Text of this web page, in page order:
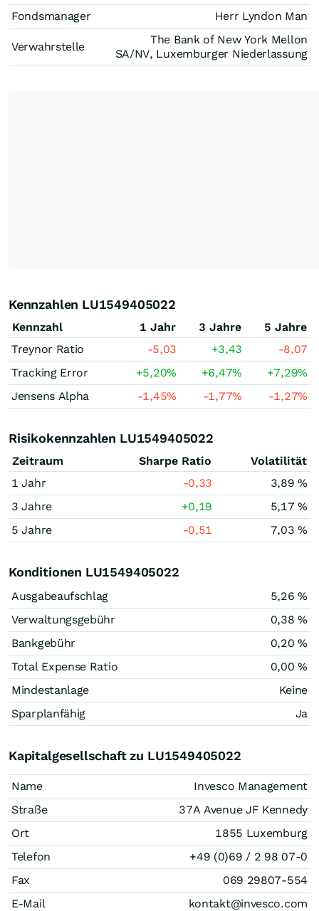
Fondsmanager
Herr Lyndon Man
Verwahrstelle
The Bank of New York Mellon
SA/NV, Luxemburger Niederlassung
Kennzahlen LU1549405022
Kennzahl 1 Jahr 3 Jahre
5 Jahre
Treynor Ratio
-5,03 +3,43
-8,07
Tracking Error
+5,20% +6,47% +7,29%
Jensens Alpha
-1,45% -1,77% -1,27%
Risikokennzahlen LU1549405022
Zeitraum Sharpe Ratio
Volatilität
1 Jahr
-0,33
3,89 %
3 Jahre
+0,19
5,17 %
5 Jahre
-0,51 7,03 %
Konditionen LU1549405022
Ausgabeaufschlag
5,26 %
Verwaltungsgebühr
0,38 %
Bankgebühr
0,20 %
Total Expense Ratio
0,00 %
Mindestanlage
Keine
Sparplanfähig
Ja
Kapitalgesellschaft zu LU1549405022
Name
Invesco Management
Straße
37A Avenue JF Kennedy
Ort
1855 Luxemburg
Telefon
+49 (0)69 / 2 98 07-0
Fax
069 29807-554
E-Mail
kontakt@invesco.com